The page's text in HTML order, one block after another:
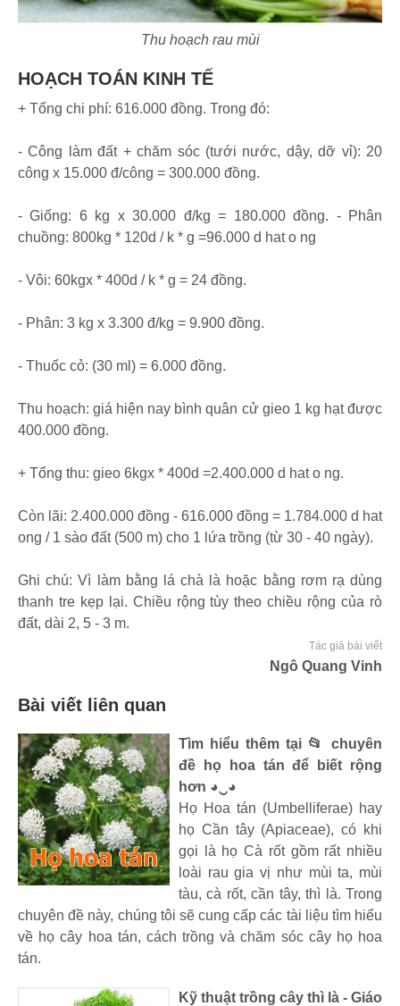
Thu hoạch rau mùi
HOẠCH TOÁN KINH TẾ
+ Tổng chi phí: 616.000 đồng. Trong đó:
- Công làm đất + chăm sóc (tưới nước, dậy, dỡ vỉ): 20
công x 15.000 đ/công = 300.000 đồng.
- Giống: 6 kg x 30.000 đ/kg = 180.000 đồng. - Phân
chuồng: 800kg * 120d / k * g =96.000 d hat o ng
- Vôi: 60kgx * 400d / k * g = 24 đồng.
- Phân: 3 kg x 3.300 đ/kg = 9.900 đồng.
- Thuốc cỏ: (30 ml) = 6.000 đồng.
Thu hoạch: giá hiện nay bình quân cử gieo 1 kg hạt được
400.000 đồng.
+ Tổng thu: gieo 6kgx * 400d =2.400.000 d hat o ng.
Còn lãi: 2.400.000 đồng - 616.000 đồng = 1.784.000 d hat
ong / 1 sào đất (500 m) cho 1 lứa trồng (từ 30 - 40 ngày).
Ghi chú: Vì làm bằng lá chà là hoặc bằng rơm rạ dùng
thanh tre kẹp lại. Chiều rộng tùy theo chiều rộng của rò
đất, dài 2, 5 - 3 m.
Tác giả bài viết
Ngô Quang Vinh
Bài viết liên quan
Tìm hiểu thêm tại 📂 chuyên
đề họ hoa tán để biết rộng
hơn ◕‿◕
Họ Hoa tán (Umbelliferae) hay
họ Cần tây (Apiaceae), có khi
gọi là họ Cà rốt gồm rất nhiều
loài rau gia vị như mùi ta, mùi
tàu, cà rốt, cần tây, thì là. Trong
chuyên đề này, chúng tôi sẽ cung cấp các tài liệu tìm hiểu
về họ cây hoa tán, cách trồng và chăm sóc cây họ hoa
tán.
Kỹ thuật trồng cây thì là - Giáo